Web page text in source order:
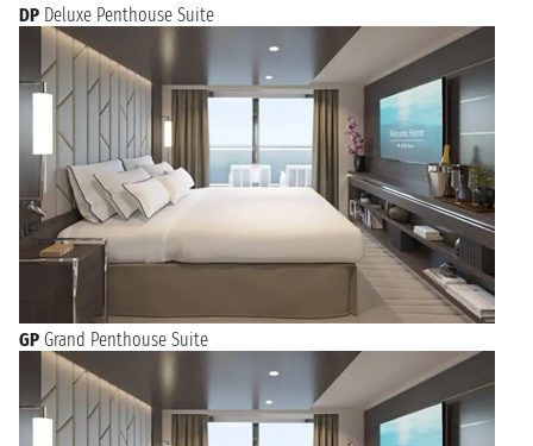
DP Deluxe Penthouse Suite
GP Grand Penthouse Suite